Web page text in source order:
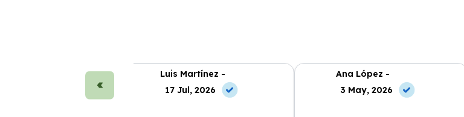
Luis Martínez -
17 Jul, 2026
Ana López -
3 May, 2026